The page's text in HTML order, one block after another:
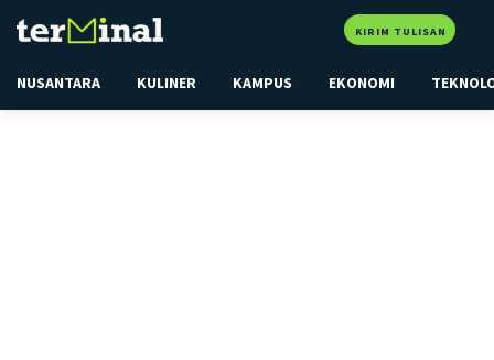
KIRIM TULISAN
NUSANTARA KULINER KAMPUS EKONOMI